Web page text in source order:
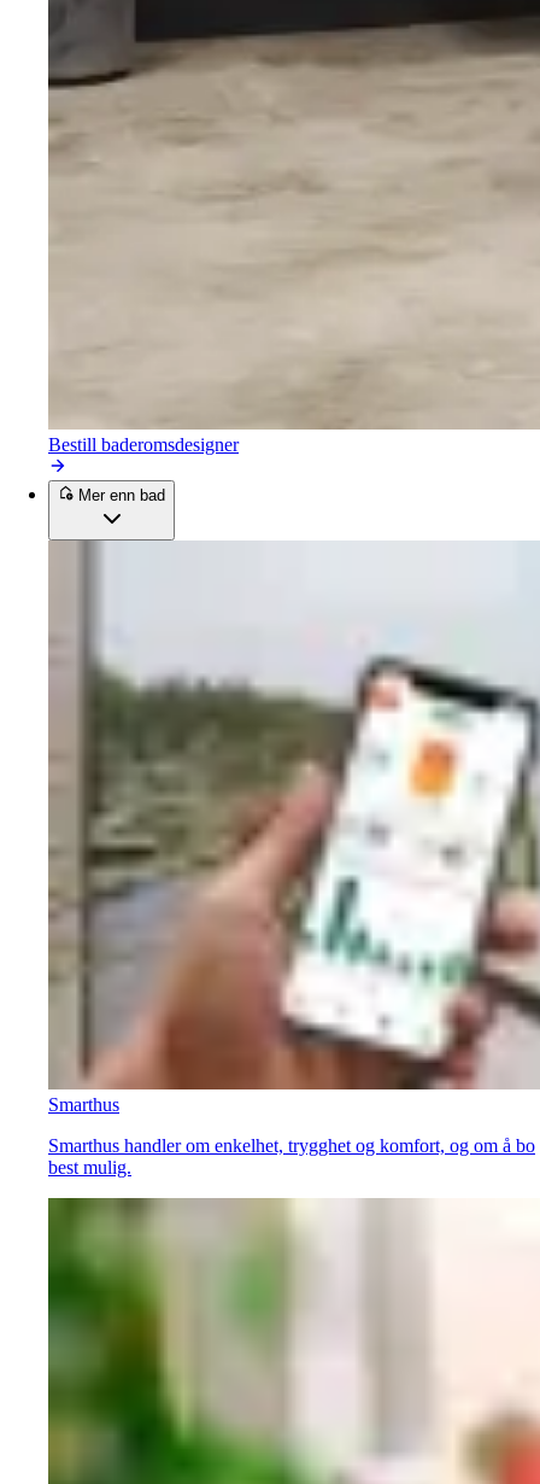
Bestill baderomsdesigner
Mer enn bad
Smarthus
Smarthus handler om enkelhet, trygghet og komfort, og om å bo
best mulig.